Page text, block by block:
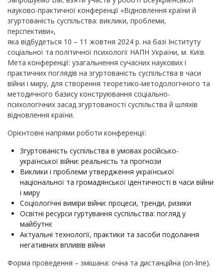
науково-практичної конференції «Відновлення країни й
згуртованість суспільства: виклики, проблеми,
перспективи»,
яка відбудеться 10 – 11 жовтня 2024 р. на базі Інституту
соціальної та політичної психології НАПН України, м. Київ.
Мета конференції: узагальнення сучасних наукових і
практичних поглядів на згуртованість суспільства в часи
війни і миру, для створення теоретико-методологічного та
методичного базису конструювання соціально-
психологічних засад згуртованості суспільства й шляхів
відновлення країни.
Орієнтовні напрями роботи конференції:
Згуртованість суспільства в умовах російсько-
української війни: реальність та прогнози
Виклики і проблеми утвердження української
національної та громадянської ідентичності в часи війни
і миру
Соціологічні виміри війни: процеси, тренди, ризики
Освітні ресурси гуртування суспільства: погляд у
майбутнє
Актуальні технології, практики та засоби подолання
негативних впливів війни
Форма проведення – змішана: очна та дистанційна (on-line).